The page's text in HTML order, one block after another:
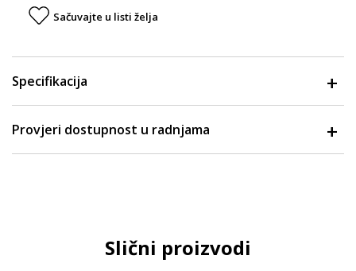
Sačuvajte u listi želja
Specifikacija
Provjeri dostupnost u radnjama
Slični proizvodi